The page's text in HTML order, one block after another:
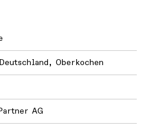
Deutschland, Oberkochen
AG